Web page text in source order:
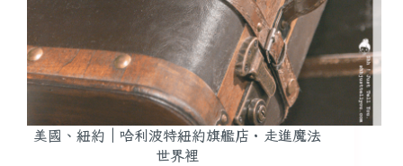
美國、紐約｜哈利波特紐約旗艦店・走進魔法
世界裡